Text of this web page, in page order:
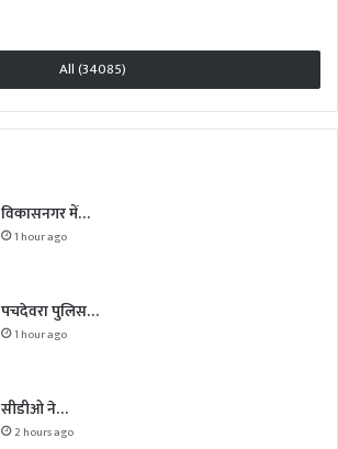
All (34085)
विकासनगर में…
1 hour ago
पचदेवरा पुलिस…
1 hour ago
सीडीओ ने…
2 hours ago